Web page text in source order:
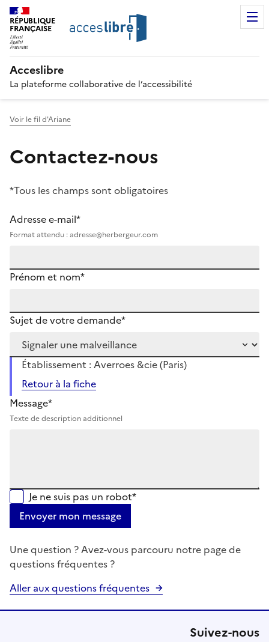
RÉPUBLIQUE
FRANÇAISE
Acceslibre
La plateforme collaborative de l’accessibilité
Voir le fil d'Ariane
Contactez-nous
*Tous les champs sont obligatoires
Adresse e-mail*
Format attendu : adresse@herbergeur.com
Prénom et nom*
Sujet de votre demande*
Établissement : Averroes &cie (Paris)
Retour à la fiche
Message*
Texte de description additionnel
Je ne suis pas un robot*
Envoyer mon message
Une question ? Avez-vous parcouru notre page de
questions fréquentes ?
Aller aux questions fréquentes
Suivez-nous